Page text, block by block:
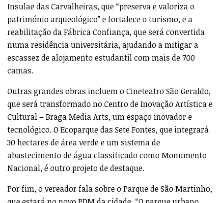
Insulae das Carvalheiras, que “preserva e valoriza o
património arqueológico” e fortalece o turismo, e a
reabilitação da Fábrica Confiança, que será convertida
numa residência universitária, ajudando a mitigar a
escassez de alojamento estudantil com mais de 700
camas.
Outras grandes obras incluem o Cineteatro São Geraldo,
que será transformado no Centro de Inovação Artística e
Cultural – Braga Media Arts, um espaço inovador e
tecnológico. O Ecoparque das Sete Fontes, que integrará
30 hectares de área verde e um sistema de
abastecimento de água classificado como Monumento
Nacional, é outro projeto de destaque.
Por fim, o vereador fala sobre o Parque de São Martinho,